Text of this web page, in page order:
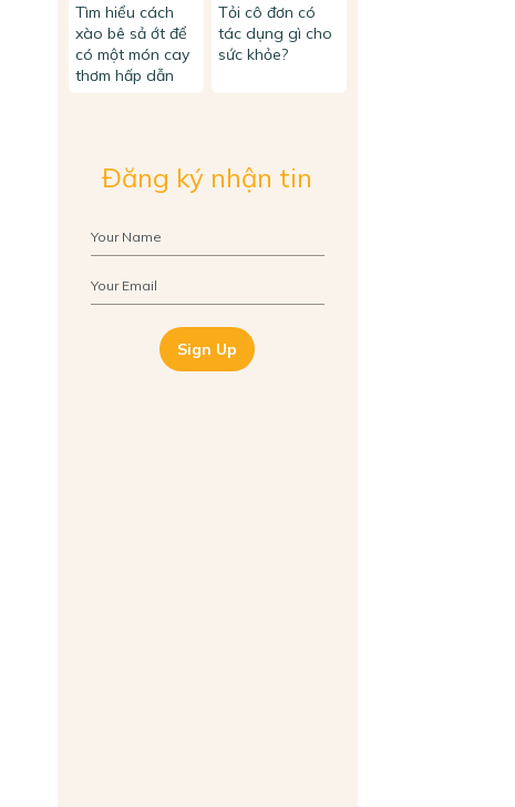
Tìm hiểu cách
xào bê sả ớt để
có một món cay
thơm hấp dẫn
Tỏi cô đơn có
tác dụng gì cho
sức khỏe?
Đăng ký nhận tin
Sign Up